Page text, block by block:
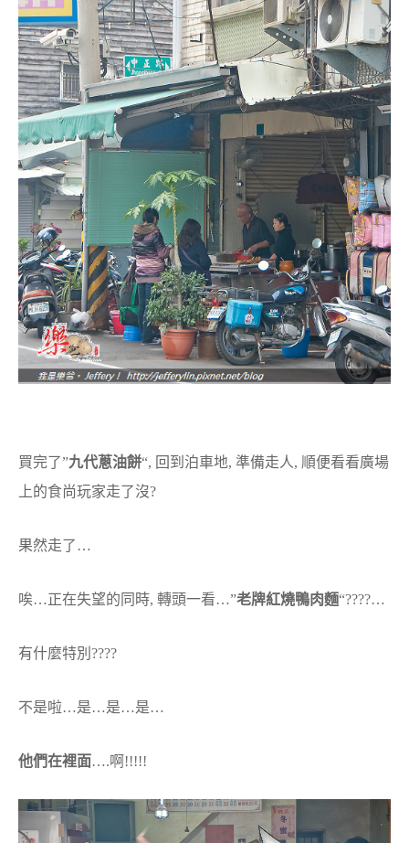
買完了”九代蔥油餅“, 回到泊車地, 準備走人, 順便看看廣場
上的食尚玩家走了沒?
果然走了…
唉…正在失望的同時, 轉頭一看…”老牌紅燒鴨肉麵“????…
有什麼特別????
不是啦…是…是…是…
他們在裡面….啊!!!!!